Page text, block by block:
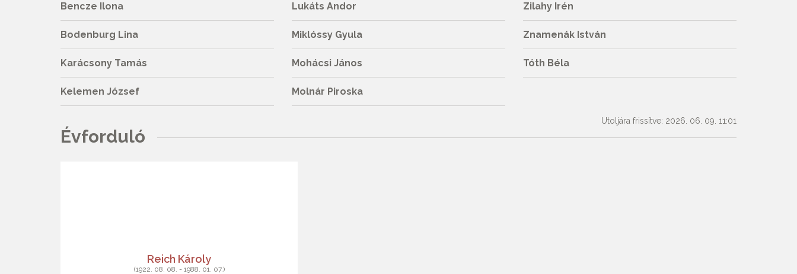
Bencze Ilona
Bodenburg Lina
Karácsony Tamás
Kelemen József
Lukáts Andor
Miklóssy Gyula
Mohácsi János
Molnár Piroska
Zilahy Irén
Znamenák István
Tóth Béla
Utoljára frissítve: 2026. 06. 09. 11:01
Évforduló
Reich Károly
(1922. 08. 08. - 1988. 01. 07.)